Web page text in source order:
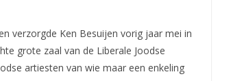
verzorgde Ken Besuijen vorig jaar mei in
grote zaal van de Liberale Joodse
artiesten van wie maar een enkeling